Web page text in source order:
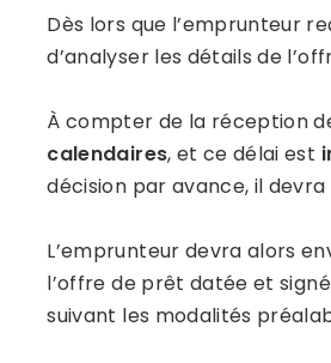
Dès lors que l’emprunteur
d’analyser les détails de
À compter de la réception
calendaires, et ce délai est
décision par avance, il
L’emprunteur devra alors
l’offre de prêt datée et
suivant les modalités